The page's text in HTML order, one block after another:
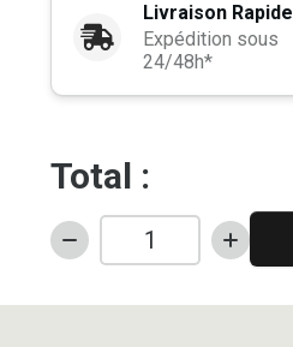
Livraison Rapide
Expédition sous
24/48h*
Total :
quantité
Kit